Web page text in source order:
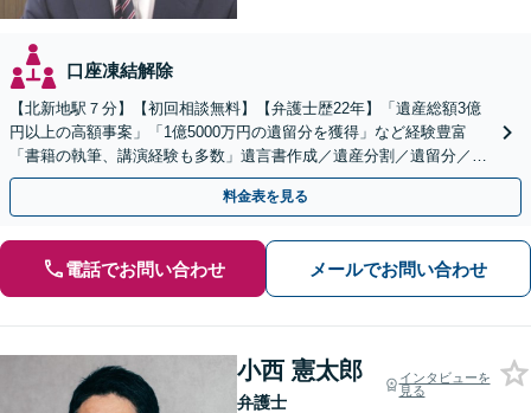
口座凍結解除
【北新地駅７分】【初回相談無料】【弁護士歴22年】「遺産総額3億
円以上の高額事案」「1億5000万円の遺留分を獲得」など経験豊富
「書籍の執筆、講演経験も多数」遺言書作成／遺産分割／遺留分／相
続放棄など【休日・夜間面談可】【完全個室対応】
料金表を見る
電話でお問い合わせ メールでお問い合わせ
小西 憲太郎
弁護士
インタビューを
見る